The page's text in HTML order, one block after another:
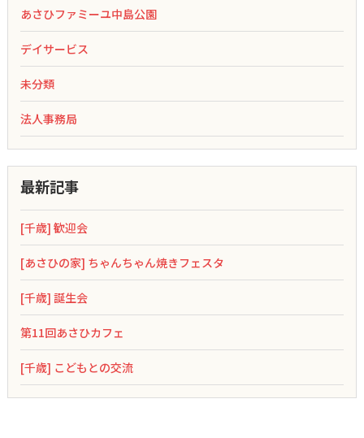
あさひファミーユ中島公園
デイサービス
未分類
法人事務局
最新記事
[千歳] 歓迎会
[あさひの家] ちゃんちゃん焼きフェスタ
[千歳] 誕生会
第11回あさひカフェ
[千歳] こどもとの交流